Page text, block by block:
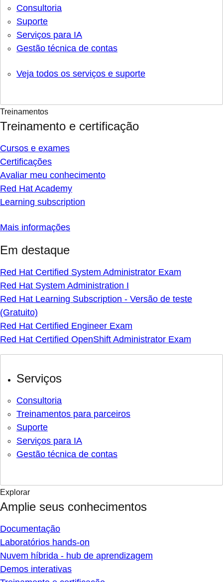
Consultoria
Suporte
Serviços para IA
Gestão técnica de contas
Veja todos os serviços e suporte
Treinamentos
Treinamento e certificação
Cursos e exames
Certificações
Avaliar meu conhecimento
Red Hat Academy
Learning subscription
Mais informações
Em destaque
Red Hat Certified System Administrator Exam
Red Hat System Administration I
Red Hat Learning Subscription - Versão de teste
(Gratuito)
Red Hat Certified Engineer Exam
Red Hat Certified OpenShift Administrator Exam
Serviços
Consultoria
Treinamentos para parceiros
Suporte
Serviços para IA
Gestão técnica de contas
Explorar
Amplie seus conhecimentos
Documentação
Laboratórios hands-on
Nuvem híbrida - hub de aprendizagem
Demos interativas